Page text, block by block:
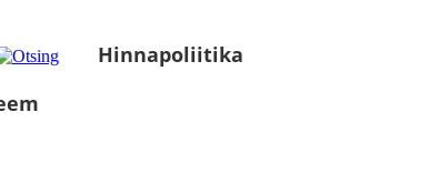
Hinnapoliitika